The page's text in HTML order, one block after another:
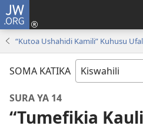
JW.ORG
SOMA KATIKA
SURA YA 14
“Tumefikia